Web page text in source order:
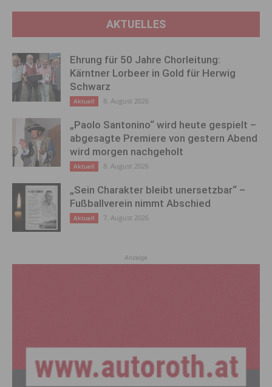
AKTUELLES
Ehrung für 50 Jahre Chorleitung:
Kärntner Lorbeer in Gold für Herwig
Schwarz
Aktuell 8. August 2026
„Paolo Santonino“ wird heute gespielt –
abgesagte Premiere von gestern Abend
wird morgen nachgeholt
Aktuell 8. August 2026
„Sein Charakter bleibt unersetzbar“ –
Fußballverein nimmt Abschied
Aktuell 7. August 2026
Anzeige